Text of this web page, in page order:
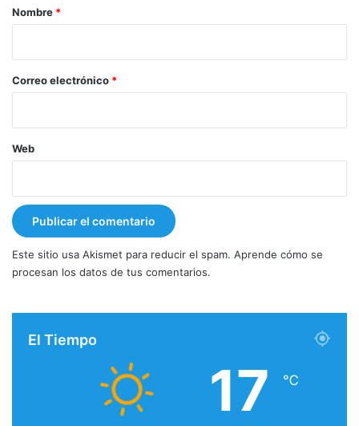
r
*
Nombre *
Correo electrónico *
Web
Este sitio usa Akismet para reducir el spam. Aprende cómo se
procesan los datos de tus comentarios.
El Tiempo
17 ℃